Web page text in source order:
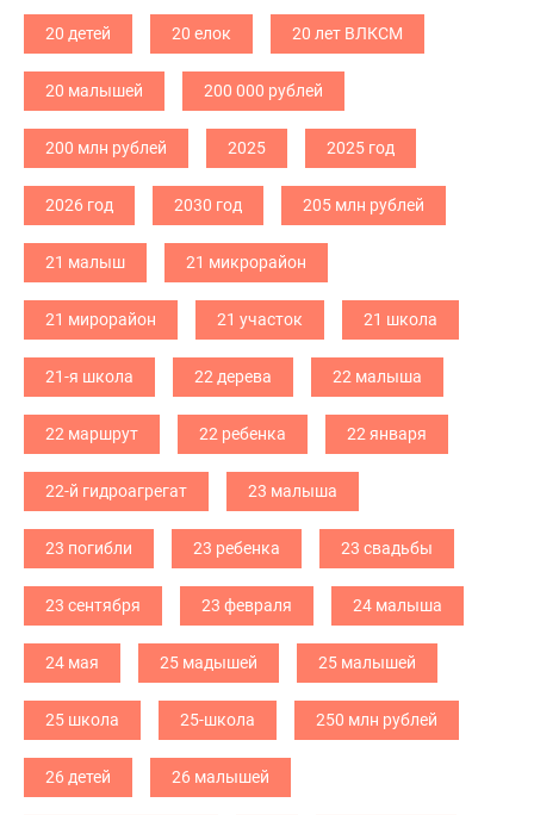
20 детей 20 елок 20 лет ВЛКСМ
20 малышей 200 000 рублей
200 млн рублей 2025 2025 год
2026 год 2030 год 205 млн рублей
21 малыш 21 микрорайон
21 мирорайон 21 участок 21 школа
21-я школа 22 дерева 22 малыша
22 маршрут 22 ребенка 22 января
22-й гидроагрегат 23 малыша
23 погибли 23 ребенка 23 свадьбы
23 сентября 23 февраля 24 малыша
24 мая 25 мадышей 25 малышей
25 школа 25-школа 250 млн рублей
26 детей 26 малышей